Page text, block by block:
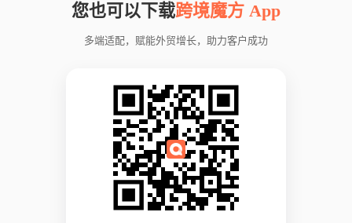
您也可以下载跨境魔方 App
多端适配，赋能外贸增长，助力客户成功